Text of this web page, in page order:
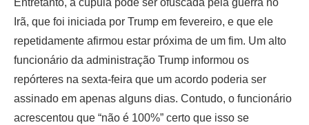
Entretanto, a cúpula pode ser ofuscada pela guerra no
Irã, que foi iniciada por Trump em fevereiro, e que ele
repetidamente afirmou estar próxima de um fim. Um alto
funcionário da administração Trump informou os
repórteres na sexta-feira que um acordo poderia ser
assinado em apenas alguns dias. Contudo, o funcionário
acrescentou que “não é 100%” certo que isso se